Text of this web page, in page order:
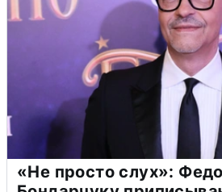
«Не просто слух»: